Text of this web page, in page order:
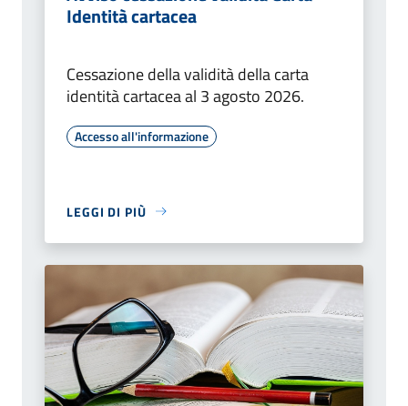
Identità cartacea
Cessazione della validità della carta
identità cartacea al 3 agosto 2026.
Accesso all'informazione
LEGGI DI PIÙ